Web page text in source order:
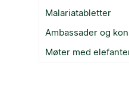
Malariatabletter
Ambassader og
Møter med